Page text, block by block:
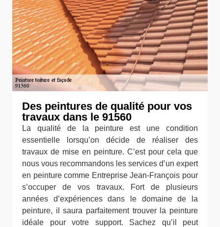
Des peintures de qualité pour vos
travaux dans le 91560
La qualité de la peinture est une condition
essentielle lorsqu’on décide de réaliser des
travaux de mise en peinture. C’est pour cela que
nous vous recommandons les services d’un expert
en peinture comme Entreprise Jean-François pour
s’occuper de vos travaux. Fort de plusieurs
années d’expériences dans le domaine de la
peinture, il saura parfaitement trouver la peinture
idéale pour votre support. Sachez qu’il peut